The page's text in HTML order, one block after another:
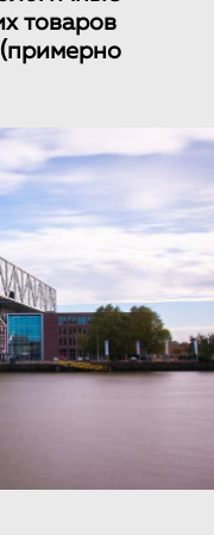
товаров